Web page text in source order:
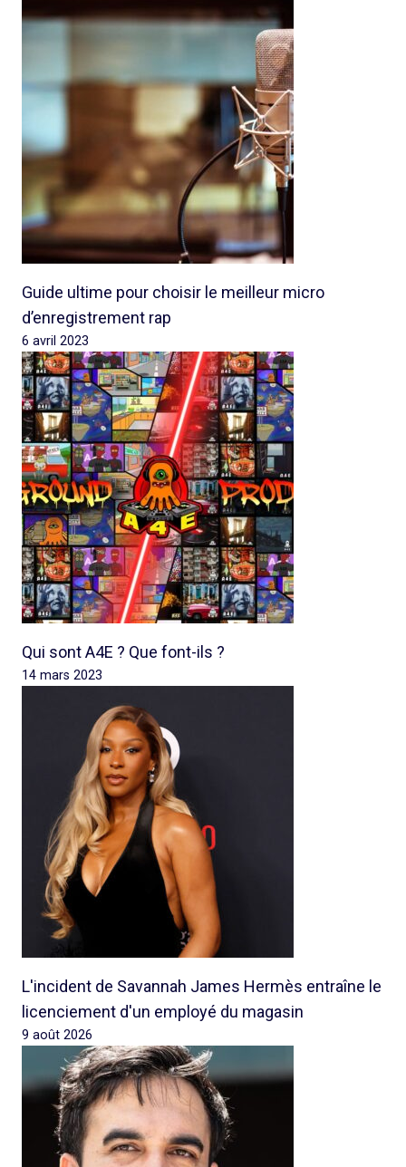
Guide ultime pour choisir le meilleur micro
d’enregistrement rap
6 avril 2023
Qui sont A4E ? Que font-ils ?
14 mars 2023
L'incident de Savannah James Hermès entraîne le
licenciement d'un employé du magasin
9 août 2026